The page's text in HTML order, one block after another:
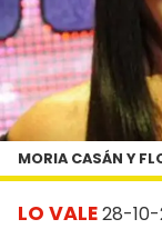
LO VALE28-10-
MORIA CASÁN Y